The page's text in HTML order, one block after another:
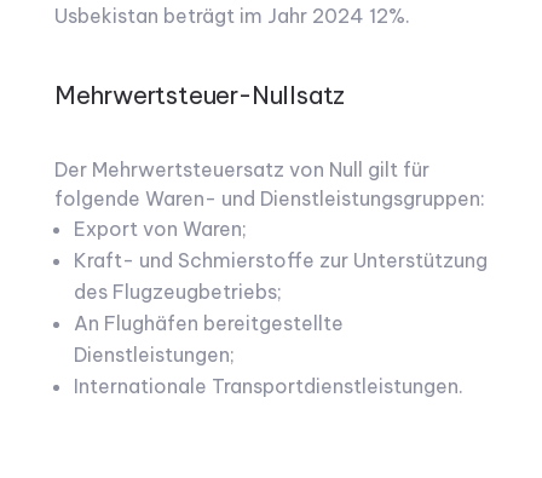
Usbekistan beträgt im Jahr 2024 12%.
Mehrwertsteuer-Nullsatz
Der Mehrwertsteuersatz von Null gilt für
folgende Waren- und Dienstleistungsgruppen:
Export von Waren;
Kraft- und Schmierstoffe zur Unterstützung
des Flugzeugbetriebs;
An Flughäfen bereitgestellte
Dienstleistungen;
Internationale Transportdienstleistungen.